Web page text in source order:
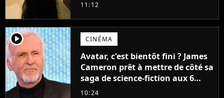
11:12
player2 CINÉMA
Avatar, c'est bientôt fini ? James
Cameron prêt à mettre de côté sa
saga de science-fiction aux 6
milliards de recettes
10:24